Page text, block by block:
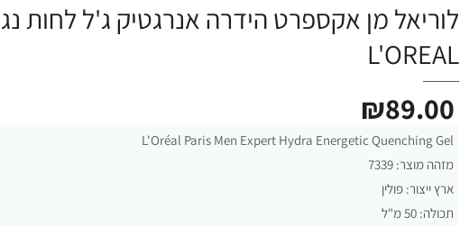
L'OREAL
L'Oréal Paris Men Expert Hydra Energetic Quenching Gel
מזהה מוצר: 7339
ארץ ייצור: פולין
תכולה: 50 מ"ל
₪89.00